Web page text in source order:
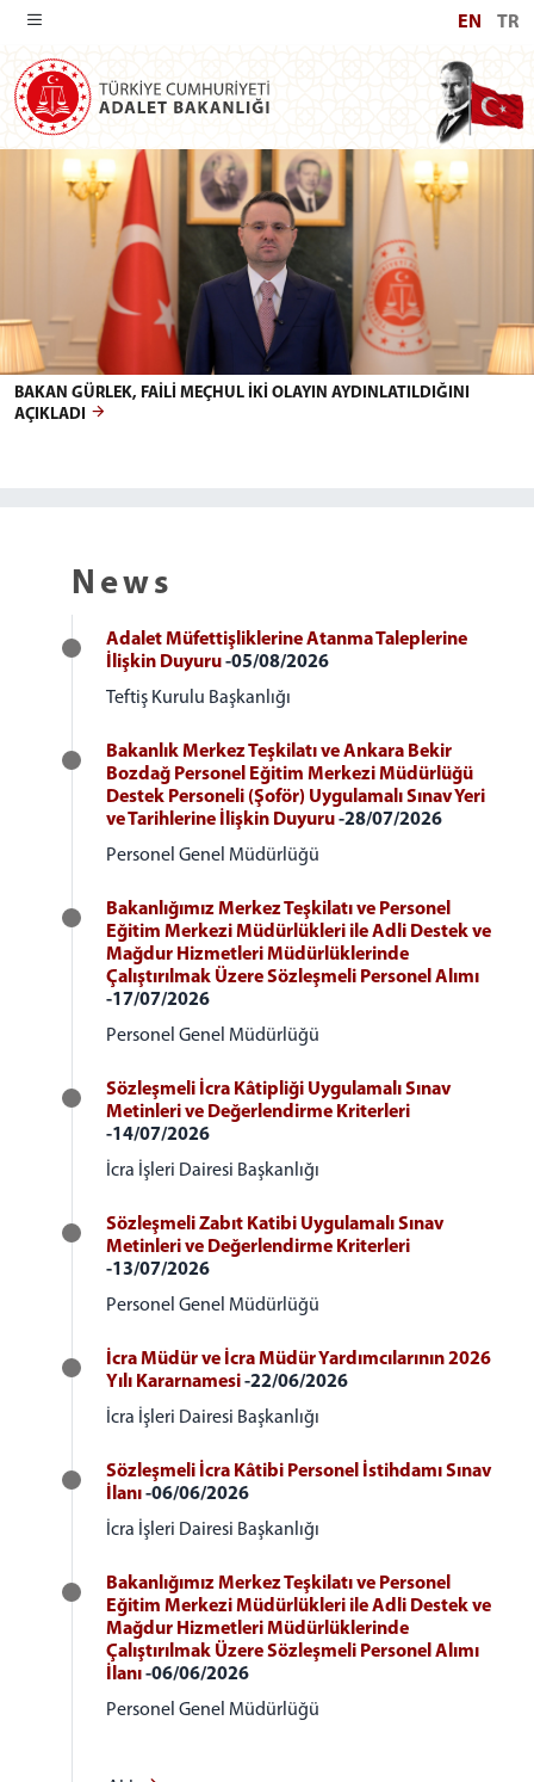
EN TR
REPUBLIC OF TÜRKİYE MINISTRY
BAKAN GÜRLEK, FAİLİ MEÇHUL İKİ OLAYIN AYDINLATILDIĞINI
AÇIKLADI
News
Adalet Müfettişliklerine Atanma Taleplerine
İlişkin Duyuru-05/08/2026
Teftiş Kurulu Başkanlığı
Bakanlık Merkez Teşkilatı ve Ankara Bekir
Bozdağ Personel Eğitim Merkezi Müdürlüğü
Destek Personeli (Şoför) Uygulamalı Sınav Yeri
ve Tarihlerine İlişkin Duyuru-28/07/2026
Personel Genel Müdürlüğü
Bakanlığımız Merkez Teşkilatı ve Personel
Eğitim Merkezi Müdürlükleri ile Adli Destek ve
Mağdur Hizmetleri Müdürlüklerinde
Çalıştırılmak Üzere Sözleşmeli Personel Alımı
-17/07/2026
Personel Genel Müdürlüğü
Sözleşmeli İcra Kâtipliği Uygulamalı Sınav
Metinleri ve Değerlendirme Kriterleri
-14/07/2026
İcra İşleri Dairesi Başkanlığı
Sözleşmeli Zabıt Katibi Uygulamalı Sınav
Metinleri ve Değerlendirme Kriterleri
-13/07/2026
Personel Genel Müdürlüğü
İcra Müdür ve İcra Müdür Yardımcılarının 2026
Yılı Kararnamesi-22/06/2026
İcra İşleri Dairesi Başkanlığı
Sözleşmeli İcra Kâtibi Personel İstihdamı Sınav
İlanı-06/06/2026
İcra İşleri Dairesi Başkanlığı
Bakanlığımız Merkez Teşkilatı ve Personel
Eğitim Merkezi Müdürlükleri ile Adli Destek ve
Mağdur Hizmetleri Müdürlüklerinde
Çalıştırılmak Üzere Sözleşmeli Personel Alımı
İlanı-06/06/2026
Personel Genel Müdürlüğü